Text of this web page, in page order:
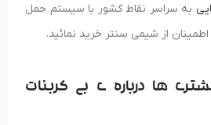
به سراسر نقاط کشور با سیستم حمل
از شیمی سنتر خرید نمائید.
ها درباره ی بی کربنات